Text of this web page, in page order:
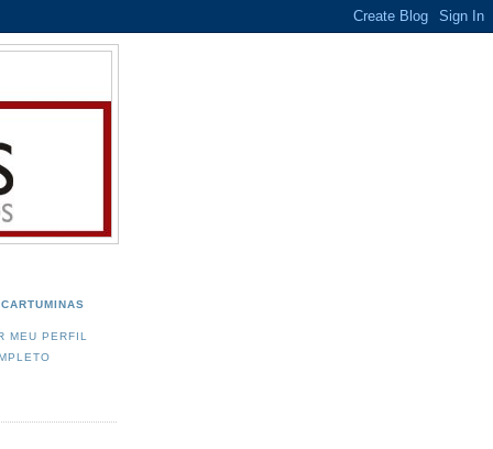
CARTUMINAS
MEU PERFIL